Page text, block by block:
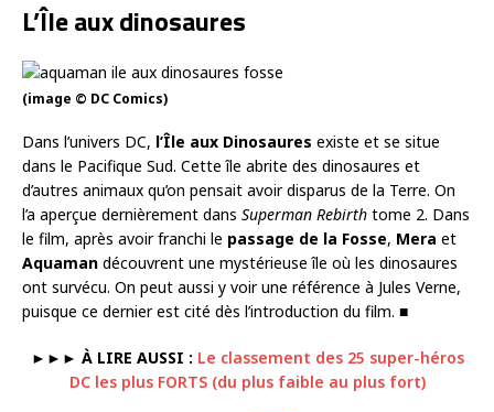
L’Île aux dinosaures
(image © DC Comics)
Dans l’univers DC, l’Île aux Dinosaures existe et se situe
dans le Pacifique Sud. Cette île abrite des dinosaures et
d’autres animaux qu’on pensait avoir disparus de la Terre. On
l’a aperçue dernièrement dans Superman Rebirth tome 2. Dans
le film, après avoir franchi le passage de la Fosse, Mera et
Aquaman découvrent une mystérieuse île où les dinosaures
ont survécu. On peut aussi y voir une référence à Jules Verne,
puisque ce dernier est cité dès l’introduction du film. ■
►►► À LIRE AUSSI : Le classement des 25 super-héros
DC les plus FORTS (du plus faible au plus fort)